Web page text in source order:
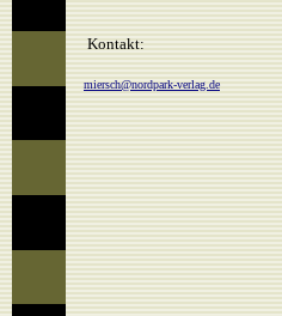
Kontakt:
miersch@nordpark-verlag.de